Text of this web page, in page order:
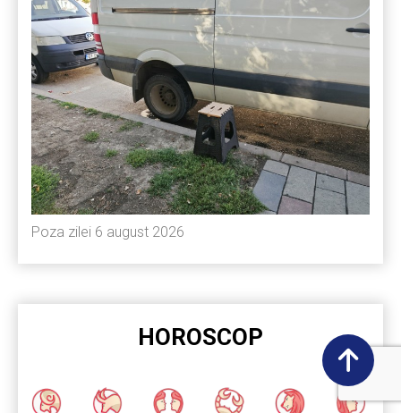
Poza zilei 6 august 2026
HOROSCOP